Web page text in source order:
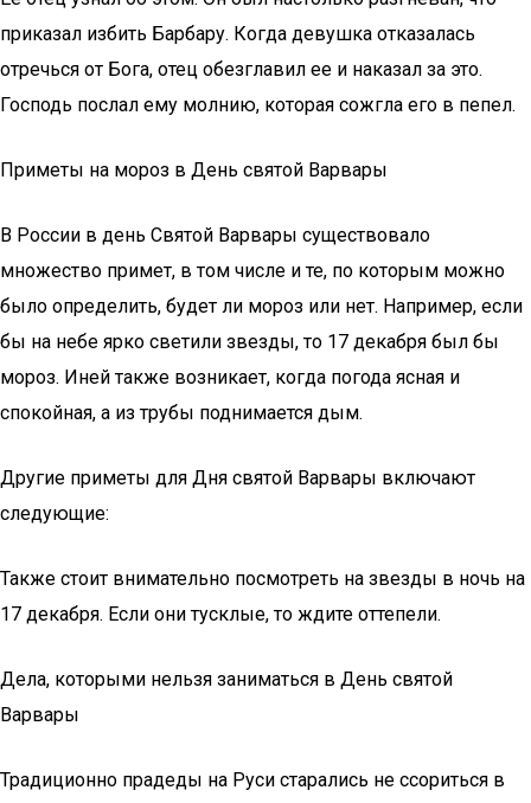
приказал избить Барбару. Когда девушка отказалась
отречься от Бога, отец обезглавил ее и наказал за это.
Господь послал ему молнию, которая сожгла его в пепел.
Приметы на мороз в День святой Варвары
В России в день Святой Варвары существовало
множество примет, в том числе и те, по которым можно
было определить, будет ли мороз или нет. Например, если
бы на небе ярко светили звезды, то 17 декабря был бы
мороз. Иней также возникает, когда погода ясная и
спокойная, а из трубы поднимается дым.
Другие приметы для Дня святой Варвары включают
следующие:
Также стоит внимательно посмотреть на звезды в ночь на
17 декабря. Если они тусклые, то ждите оттепели.
Дела, которыми нельзя заниматься в День святой
Варвары
Традиционно прадеды на Руси старались не ссориться в